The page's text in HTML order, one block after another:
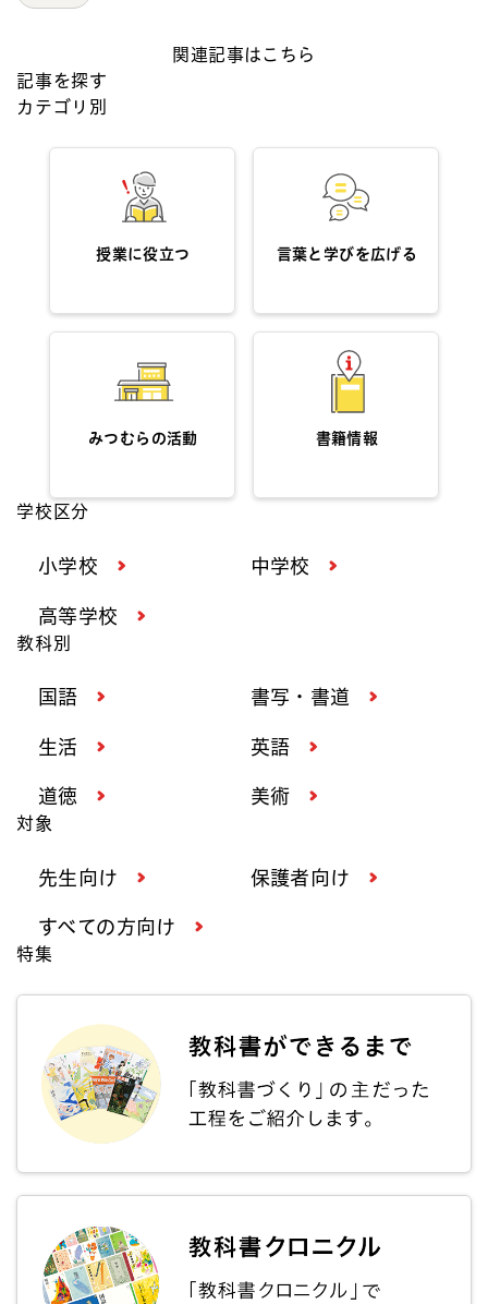
関連記事はこちら
記事を探す
カテゴリ別
授業に役立つ 言葉と学びを広げる
みつむらの活動 書籍情報
学校区分
小学校 中学校
高等学校
教科別
国語 書写・書道
生活 英語
道徳 美術
対象
先生向け 保護者向け
すべての方向け
特集